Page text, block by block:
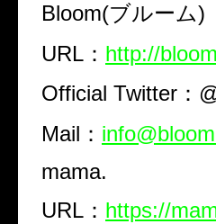
Bloom(ブルーム)
URL： http://
Official Twitter：
Mail：
mama.
URL： https://